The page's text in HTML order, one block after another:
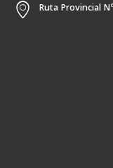
Ruta Provincial